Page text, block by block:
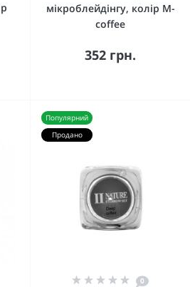
мікроблейдінгу, колір M-
coffee
352 грн.
Популярний
Продано
0